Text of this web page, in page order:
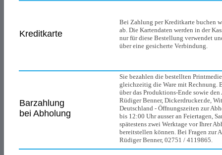
Kreditkarte
Bei Zahlung per Kreditkarte buchen
ab. Die Kartendaten werden in der
nur für diese Bestellung verwendet
über eine gesicherte Verbindung.
Barzahlung
bei Abholung
Sie bezahlen die bestellten
gleichzeitig die Ware mit Rechnung.
über das Produktions-Ende sowie
Rüdiger Benner, Dickerdrucker.de,
Deutschland - Öffnungszeiten zur
bis 12:00 Uhr ausser an Feiertagen,
spätestens zwei Werktage vor Ihrer
bereitstellen können. Bei Fragen zur
Rüdiger Benner, 02751 / 4119865.